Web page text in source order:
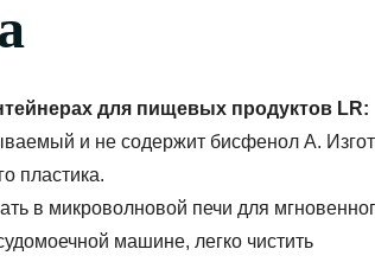
для пищевых продуктов LR:
и не содержит бисфенол А.
пластика.
в микроволновой печи для
машине, легко чистить